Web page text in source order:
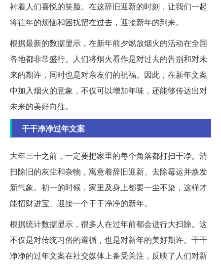
衬着人们喜悦的笑脸。在这辞旧迎新的时刻，让我们一起
将往年的烦恼和困扰留在过去，迎接新年的到来。
根据最新的数据显示，在新年前夕燃放烟火的活动在全国
各地都非常盛行。人们将烟火看作是对过去的告别和对未
来的期许，同时也是对亲友们的祝福。因此，在新年文案
中加入烟火的意象，不仅可以增加年味，还能够传达出对
未来的美好向往。
干干净净过年文案
大年三十之前，一定要把家里的每个角落都打扫干净。清
扫除旧的灰尘和杂物，寓意着辞旧迎新、去除霉运并焕发
新气象。初一的时候，家里及身上都要一尘不染，这样才
能招财进宝、迎接一个干干净净的新年。
根据统计数据显示，很多人在过年前都会进行大扫除。这
不仅是对传统习俗的遵循，也是对新年的美好期许。干干
净净的过年文案在社交媒体上备受关注，反映了人们对新